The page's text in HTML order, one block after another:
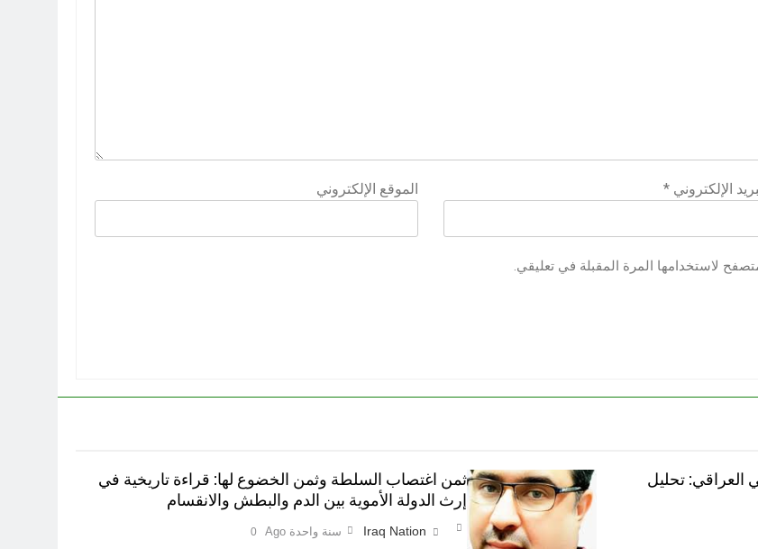
الإلكتروني* الموقع الإلكتروني
لاستخدامها المرة المقبلة في تعليقي.
العراقي: تحليل
ثمن اغتصاب السلطة وثمن الخضوع لها: قراءة تاريخية في
إرث الدولة الأموية بين الدم والبطش والانقسام
Iraq Nation سنة واحدة Ago 0